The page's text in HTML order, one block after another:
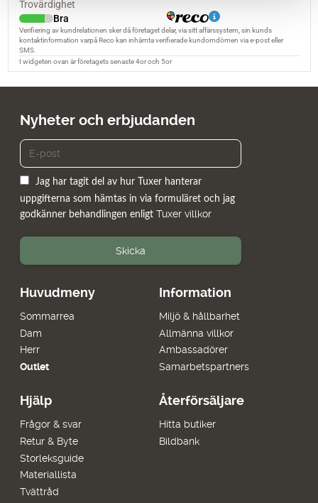
Huvudmeny
Sommarrea
Dam
Herr
Outlet
Information
Miljö & hållbarhet
Allmänna villkor
Ambassadörer
Samarbetspartners
Hjälp
Frågor & svar
Retur & Byte
Storleksguide
Materiallista
Tvättråd
Återförsäljare
Hitta butiker
Bildbank
Nyheter och erbjudanden
Jag har tagit del av hur Tuxer hanterar
uppgifterna som hämtas in via formuläret och jag
godkänner behandlingen enligt Tuxer villkor
Skicka